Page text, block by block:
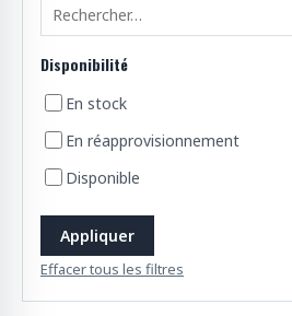
Disponibilité
En stock
En réapprovisionnement
Disponible
Appliquer
Effacer tous les filtres